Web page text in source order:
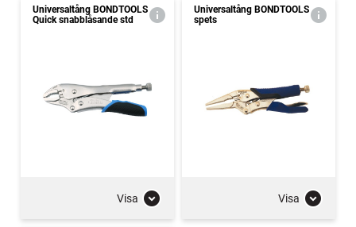
Universaltång BONDTOOLS
Quick snabblåsande std
Visa
Universaltång BONDTOOLS
spets
Visa